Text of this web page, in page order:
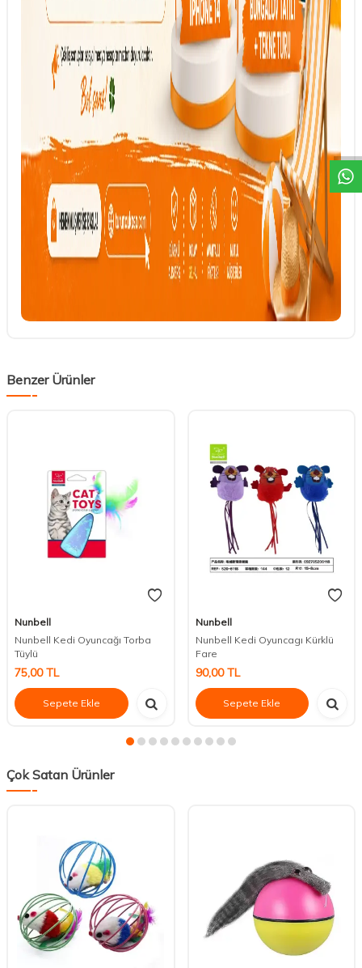
Benzer Ürünler
Nunbell
Nunbell Kedi Oyuncağı Torba
Tüylü
75,00TL
Sepete Ekle
Nunbell
Nunbell Kedi Oyuncagı Kürklü
Fare
90,00TL
Sepete Ekle
Çok Satan Ürünler